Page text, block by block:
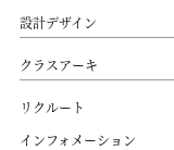
設計デザイン
クラスアーキ
リクルート
インフォメーション